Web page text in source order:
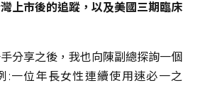
上市後的追蹤，以及美國三期臨床
分享之後，我也向陳副總探詢一個
:一位年長女性連續使用速必一之